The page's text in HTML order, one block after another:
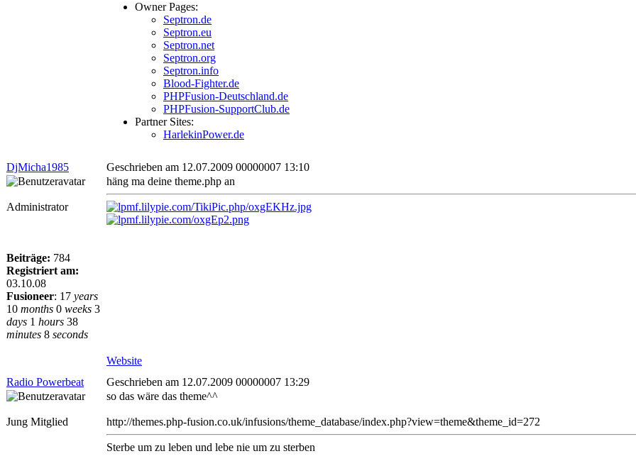
Owner Pages:
Septron.de
Septron.eu
Septron.net
Septron.org
Septron.info
Blood-Fighter.de
PHPFusion-Deutschland.de
PHPFusion-SupportClub.de
Partner Sites:
HarlekinPower.de
DjMicha1985 Geschrieben am 12.07.2009 00000007 13:10
Administrator
Beiträge: 784
Registriert am:
03.10.08
Fusioneer: 17 years
10 months 0 weeks 3
days 1 hours 38
minutes 8 seconds
häng ma deine theme.php an
Website
Radio Powerbeat
Geschrieben am 12.07.2009 00000007 13:29
Jung Mitglied
so das wäre das theme^^
http://themes.php-fusion.co.uk/infusions/theme_database/index.php?view=theme&theme_id=272
Sterbe um zu leben und lebe nie um zu sterben